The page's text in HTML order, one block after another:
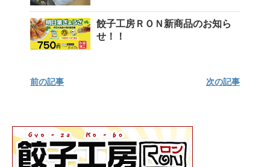
餃子工房ＲＯＮ新商品のお知ら
せ！！
前の記事 次の記事